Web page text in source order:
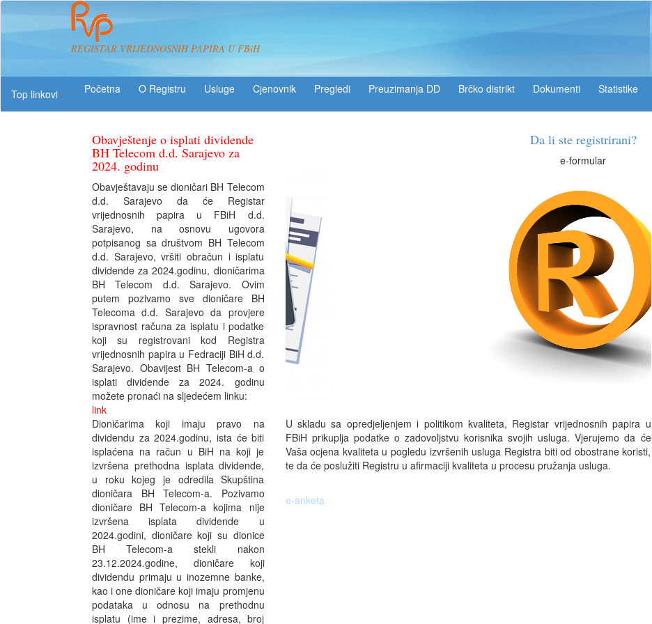
REGISTAR VRIJEDNOSNIH PAPIRA U FBiH
Top linkovi
O Registru Usluge Pregledi Preuzimanja DD Brčko distrikt Dokumenti Statistike
Obavještenje o isplati dividende
BH Telecom d.d. Sarajevo za
2024. godinu
Obavještavaju se dioničari BH Telecom
d.d. Sarajevo da će Registar
vrijednosnih papira u FBiH d.d.
Sarajevo, na osnovu ugovora
potpisanog sa društvom BH Telecom
d.d. Sarajevo, vršiti obračun i isplatu
dividende za 2024.godinu, dioničarima
BH Telecom d.d. Sarajevo. Ovim
putem pozivamo sve dioničare BH
Telecoma d.d. Sarajevo da provjere
ispravnost računa za isplatu i podatke
koji su registrovani kod Registra
vrijednosnih papira u Fedraciji BiH d.d.
Sarajevo. Obavijest BH Telecom-a o
isplati dividende za 2024. godinu
možete pronaći na sljedećem linku:
link
Dioničarima koji imaju pravo na
dividendu za 2024.godinu, ista će biti
isplaćena na račun u BiH na koji je
izvršena prethodna isplata dividende,
u roku kojeg je odredila Skupština
dioničara BH Telecom-a. Pozivamo
dioničare BH Telecom-a kojima nije
izvršena isplata dividende u
2024.godini, dioničare koji su dionice
BH Telecom-a stekli nakon
23.12.2024.godine, dioničare koji
dividendu primaju u inozemne banke,
kao i one dioničare koji imaju promjenu
podataka u odnosu na prethodnu
isplatu (ime i prezime, adresa, broj
U skladu sa opredjeljenjem i politikom kvaliteta, Registar vrijednosnih papira u
FBiH prikuplja podatke o zadovoljstvu korisnika svojih usluga. Vjerujemo da će
Vaša ocjena kvaliteta u pogledu izvršenih usluga Registra biti od obostrane koristi,
te da će poslužiti Registru u afirmaciji kvaliteta u procesu pružanja usluga.
e-anketa